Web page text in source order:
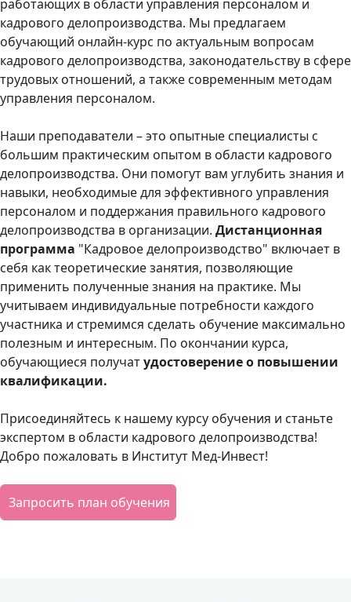
работающих в области управления персоналом и
кадрового делопроизводства. Мы предлагаем
обучающий онлайн-курс по актуальным вопросам
кадрового делопроизводства, законодательству в сфере
трудовых отношений, а также современным методам
управления персоналом.
Наши преподаватели – это опытные специалисты с
большим практическим опытом в области кадрового
делопроизводства. Они помогут вам углубить знания и
навыки, необходимые для эффективного управления
персоналом и поддержания правильного кадрового
делопроизводства в организации. Дистанционная
программа "Кадровое делопроизводство" включает в
себя как теоретические занятия, позволяющие
применить полученные знания на практике. Мы
учитываем индивидуальные потребности каждого
участника и стремимся сделать обучение максимально
полезным и интересным. По окончании курса,
обучающиеся получатудостоверение о повышении
квалификации.
Присоединяйтесь к нашему курсу обучения и станьте
экспертом в области кадрового делопроизводства!
Добро пожаловать в Институт Мед-Инвест!
Запросить план обучения